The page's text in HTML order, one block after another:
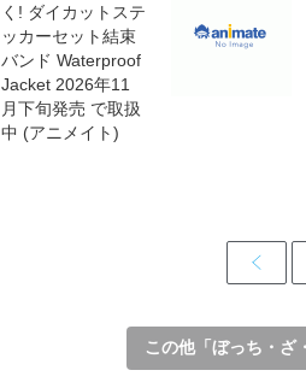
く! ダイカットステ
ッカーセット結束
バンド Waterproof
Jacket 2026年11
月下旬発売 で取扱
中 (アニメイト)
この他「ぼっち・ざ